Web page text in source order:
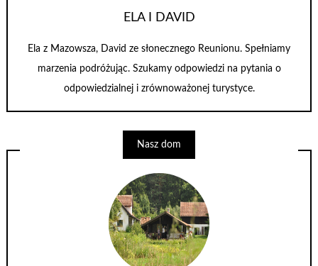
ELA I DAVID
Ela z Mazowsza, David ze słonecznego Reunionu. Spełniamy
marzenia podróżując. Szukamy odpowiedzi na pytania o
odpowiedzialnej i zrównoważonej turystyce.
Nasz dom